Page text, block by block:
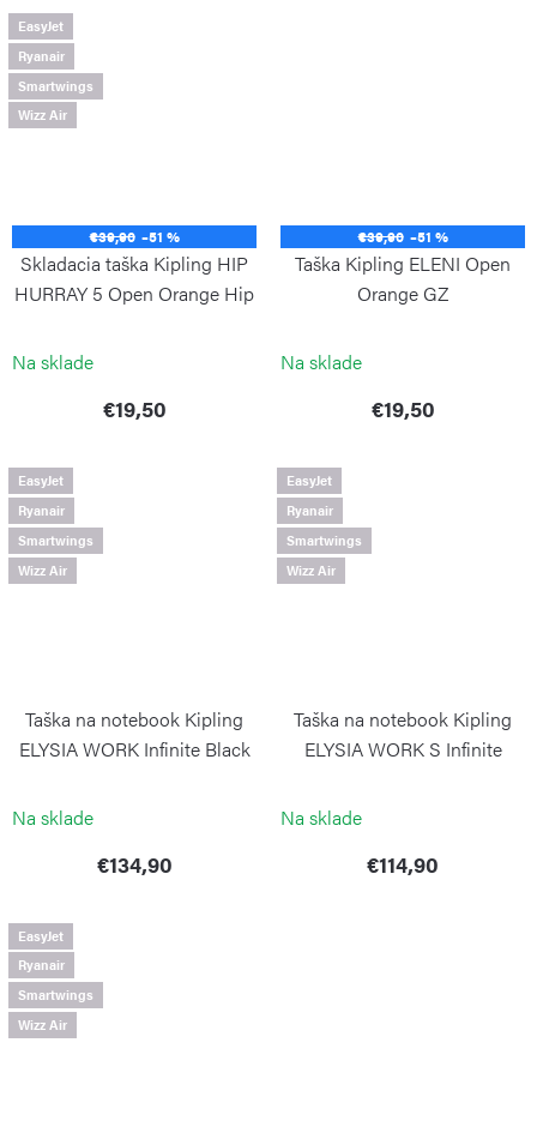
EasyJet
Ryanair
Smartwings
Wizz Air
€39,90 –51 %
Skladacia taška Kipling HIP
HURRAY 5 Open Orange Hip
Na sklade
€19,50
€39,90 –51 %
Taška Kipling ELENI Open
Orange GZ
Na sklade
€19,50
EasyJet
Ryanair
Smartwings
Wizz Air
Taška na notebook Kipling
ELYSIA WORK Infinite Black
Na sklade
€134,90
EasyJet
Ryanair
Smartwings
Wizz Air
Taška na notebook Kipling
ELYSIA WORK S Infinite
Na sklade
€114,90
EasyJet
Ryanair
Smartwings
Wizz Air